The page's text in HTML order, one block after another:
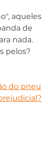
aqueles
de
nada.
pelos?
do pneu